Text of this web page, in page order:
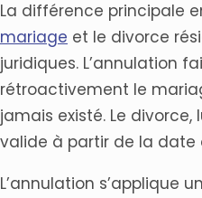
La différence principale
mariage et le divorce
juridiques. L’annulation
rétroactivement le
jamais existé. Le
valide à partir de la date
L’annulation s’applique